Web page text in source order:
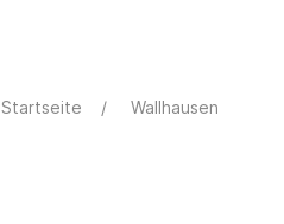
Startseite
Wallhausen